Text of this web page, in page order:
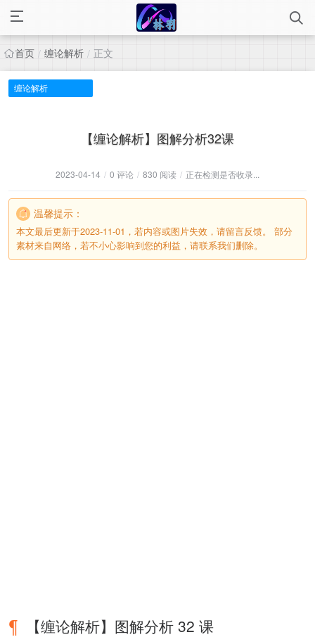
首页 / 缠论解析 / 正文
缠论解析
【缠论解析】图解分析32课
2023-04-14 / 0 评论 / 830 阅读 / 正在检测是否收录...
温馨提示：
本文最后更新于2023-11-01，若内容或图片失效，请留言反馈。 部分
素材来自网络，若不小心影响到您的利益，请联系我们删除。
【缠论解析】图解分析 32 课